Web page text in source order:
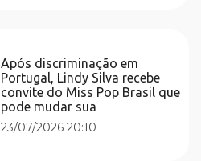
Após discriminação em
Portugal, Lindy Silva recebe
convite do Miss Pop Brasil que
pode mudar sua
23/07/2026 20:10